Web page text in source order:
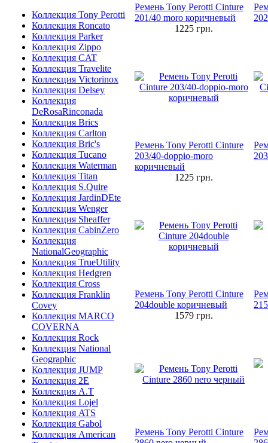
Коллекция Tony Perotti
Коллекция Roncato
Коллекция Parker
Коллекция Zippo
Коллекция CAT
Коллекция Travelite
Коллекция Victorinox
Коллекция Delsey
Коллекция
DeRosaRinconada
Коллекция Brics
Коллекция Carlton
Коллекция Bric's
Коллекция Tucano
Коллекция Waterman
Коллекция Titan
Коллекция S.Quire
Коллекция JardinDEte
Коллекция Wenger
Коллекция Sheaffer
Коллекция CabinZero
Коллекция
NationalGeographic
Коллекция TrueUtility
Коллекция Hedgren
Коллекция Cross
Коллекция Franklin
Covey
Коллекция MARCO
COVERNA
Коллекция Rock
Коллекция National
Geographic
Коллекция JUMP
Коллекция 2E
Коллекция A.T
Коллекция Lojel
Коллекция ATS
Коллекция Gabol
Коллекция American
Ремень Tony Perotti Cinture
201/40 moro коричневый
1225грн.
Ремень Tony Perotti Cinture
203/40-doppio-moro
коричневый
1225грн.
Ремень Tony Perotti Cinture
204double коричневый
1579грн.
Ремень Tony Perotti Cinture